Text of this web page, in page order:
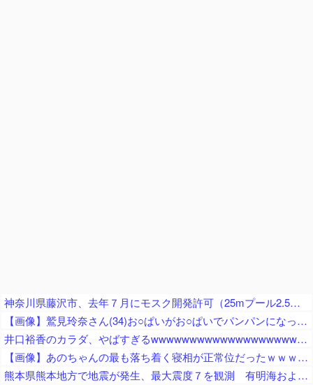
神奈川県藤沢市、去年７月にモスク開発許可（25mプール2.5個分くらいのサイズ） → 反対署名3万人超、藤沢市議会にモスク反対の請願・陳情が40件以上 → 市議会、すべて否決
【画像】鷲見玲奈さん(34)お○ぱいがお○ぱいでパンパンになってしまうｗ
井口裕香のカラダ、やばすぎるwwwwwwwwwwwwwwwwwwwww
【画像】あのちゃんの最も落ち着く寝相が正常位だったｗｗｗｗｗｗｗｗｗｗｗｗｗｗｗｗｗｗｗｗｗｗｗｗｗｗｗｗｗｗｗｗｗｗｗｗ
熊本県熊本地方で地震が発生、最大震度７を観測 有明海および八代海に津波注意報